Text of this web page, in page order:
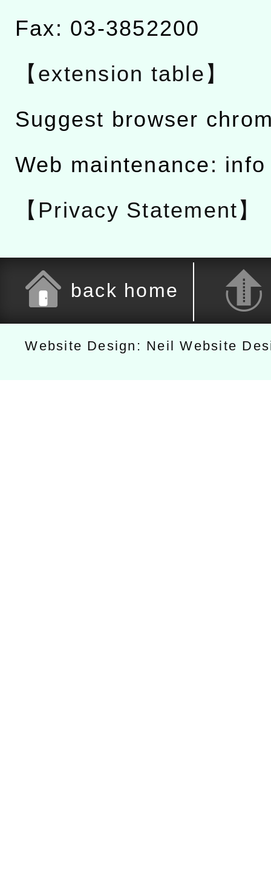
Fax: 03-3852200
【extension table】
Suggest browser
Web maintenance:
【Privacy Statement】
back home
Website Design: Neil Website